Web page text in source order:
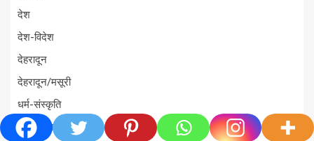
देश
देश-विदेश
देहरादून
देहरादून/मसूरी
धर्म-संस्कृति
धामी सरकार